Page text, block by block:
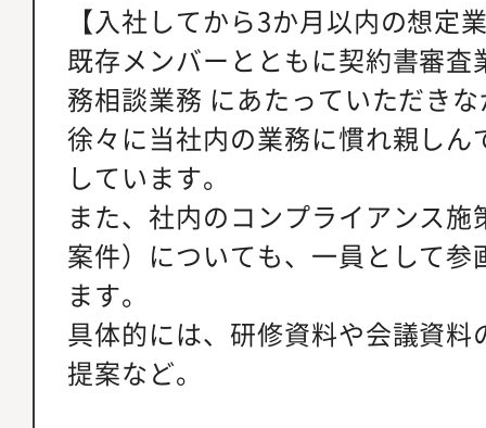
【入社してから3か月以内の想定
既存メンバーとともに契約書審
務相談業務 にあたっていただき
徐々に当社内の業務に慣れ親し
しています。
また、社内のコンプライアンス
案件）についても、一員として
ます。
具体的には、研修資料や会議資
提案など。